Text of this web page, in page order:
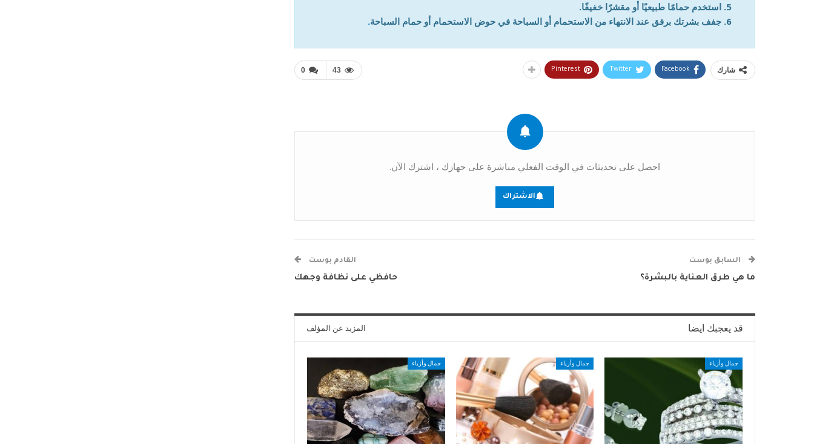
استخدم حمامًا طبيعيًا أو مقشرًا خفيفًا.
جفف بشرتك برفق عند الانتهاء من الاستحمام أو السباحة في حوض الاستحمام أو حمام السباحة.
0 43 شارك Facebook
Twitter
Pinterest
احصل على تحديثات في الوقت الفعلي مباشرة على جهازك ، اشترك الآن.
الاشتراك
السابق بوست
ما هي طرق العناية بالبشرة؟
القادم بوست
حافظي على نظافة وجهك
قد يعجبك ايضا المزيد عن المؤلف
جمال وأزياء جمال وأزياء جمال وأزياء